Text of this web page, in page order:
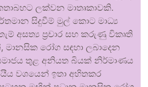
ලක්වන මාතෘකාවකි.
සිදුවීම් මුල් කොට මාධ්‍ය
අසත්‍ය ප්‍රචාර සහ කරුණු විකෘති
රෝග සඳහා ලබාදෙන
තුළ අනියත බියක් නිර්මාණය
වශයෙන් ඉතා අහිතකර